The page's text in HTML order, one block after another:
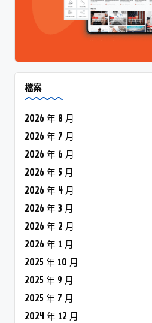
檔案
2026 年 8 月
2026 年 7 月
2026 年 6 月
2026 年 5 月
2026 年 4 月
2026 年 3 月
2026 年 2 月
2026 年 1 月
2025 年 10 月
2025 年 9 月
2025 年 7 月
2024 年 12 月